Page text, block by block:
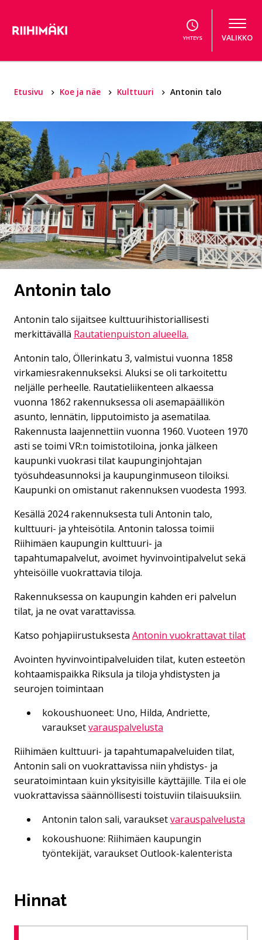
YHTEYS VALIKKO
Etusivu Koe ja näe Kulttuuri Antonin talo
Antonin talo
Antonin talo sijaitsee kulttuurihistoriallisesti
merkittävällä Rautatienpuiston alueella.
Antonin talo, Öllerinkatu 3, valmistui vuonna 1858
virkamiesrakennukseksi. Aluksi se oli tarkoitettu
neljälle perheelle. Rautatieliikenteen alkaessa
vuonna 1862 rakennuksessa oli asemapäällikön
asunto, lennätin, lipputoimisto ja asematilaa.
Rakennusta laajennettiin vuonna 1960. Vuoteen 1970
asti se toimi VR:n toimistotiloina, jonka jälkeen
kaupunki vuokrasi tilat kaupunginjohtajan
työsuhdeasunnoksi ja kaupunginmuseon tiloiksi.
Kaupunki on omistanut rakennuksen vuodesta 1993.
Kesällä 2024 rakennuksesta tuli Antonin talo,
kulttuuri- ja yhteisötila. Antonin talossa toimii
Riihimäen kaupungin kulttuuri- ja
tapahtumapalvelut, avoimet hyvinvointipalvelut sekä
yhteisöille vuokrattavia tiloja.
Rakennuksessa on kaupungin kahden eri palvelun
tilat, ja ne ovat varattavissa.
Katso pohjapiirustuksesta Antonin vuokrattavat tilat
Avointen hyvinvointipalveluiden tilat, kuten esteetön
kohtaamispaikka Riksula ja tiloja yhdistysten ja
seurojen toimintaan
kokoushuoneet: Uno, Hilda, Andriette,
varauksetvarauspalvelusta
Riihimäen kulttuuri- ja tapahtumapalveluiden tilat,
Antonin sali on vuokrattavissa niin yhdistys- ja
seuratoimintaan kuin yksityisille käyttäjille. Tila ei ole
vuokrattavissa säännöllisesti toistuviin tilaisuuksiin.
Antonin talon sali, varauksetvarauspalvelusta
kokoushuone: Riihimäen kaupungin
työntekijät, varaukset Outlook-kalenterista
Hinnat